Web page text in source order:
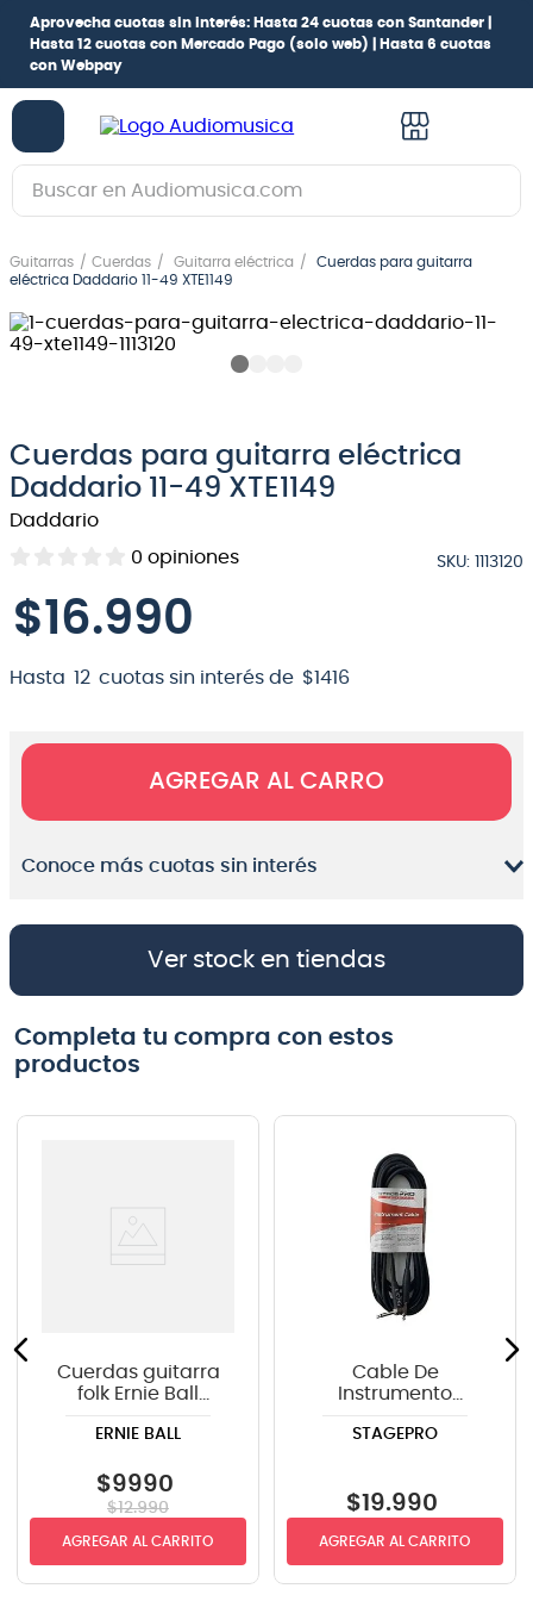
Aprovecha cuotas sin interés: Hasta 24 cuotas con Santander |
Hasta 12 cuotas con Mercado Pago (solo web) |
Hasta 6 cuotas
con Webpay
Buscar en Audiomusica.com
Guitarras Cuerdas Guitarra eléctrica
Cuerdas para guitarra
eléctrica Daddario 11-49 XTE1149
Cuerdas para guitarra eléctrica
Daddario 11-49 XTE1149
Daddario
0 opiniones SKU: 1113120
$16.990
Hasta 12 cuotas sin interés de $1416
AGREGAR AL CARRO
Conoce más cuotas sin interés
Ver stock en tiendas
Completa tu compra con estos
productos
Cuerdas guitarra
folk Ernie Ball
LIGHT
ERNIE BALL
$9990
$12.990
AGREGAR AL CARRITO
Cable De
Instrumento
recto-angulo 6mts
STAGEPRO
$19.990
AGREGAR AL CARRITO
1.
guitarra electrica
2.
bajo
guitarra electroacústica
5 .
amplificador
6.
guitarra
7.
teclado
9 .
micrófono